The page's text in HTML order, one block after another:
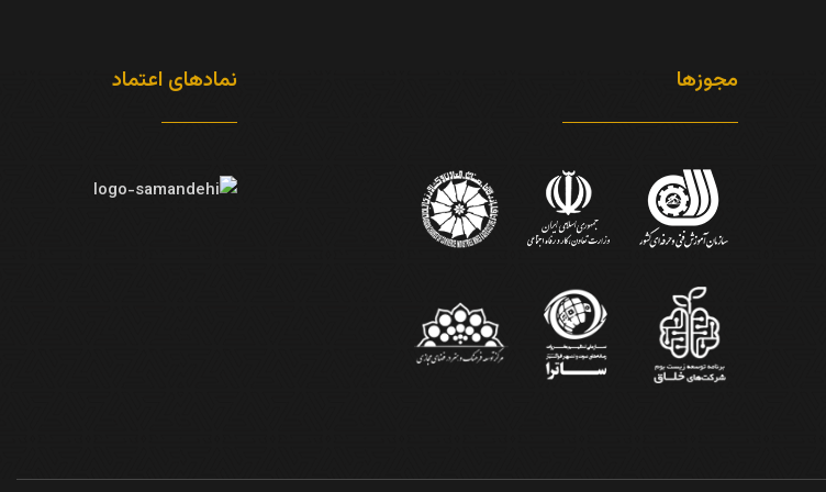
مجوزها نمادهای اعتماد